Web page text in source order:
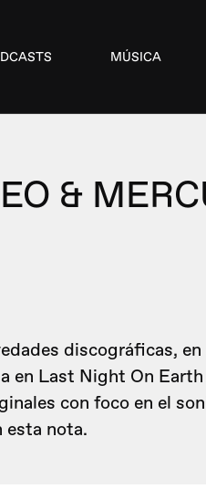
MÚSICA
&
discográficas, en
en Last Night On
con foco en el
esta nota.